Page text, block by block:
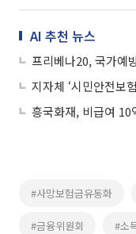
AI 추천 뉴스
#사망보험금유동화
#금융위원회 #소